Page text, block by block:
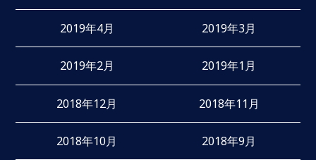
2019年4月 2019年3月
2019年2月 2019年1月
2018年12月 2018年11月
2018年10月 2018年9月